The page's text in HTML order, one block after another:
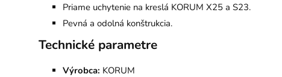
Priame uchytenie na kreslá KORUM X25 a S23.
Pevná a odolná konštrukcia.
Technické parametre
Výrobca: KORUM